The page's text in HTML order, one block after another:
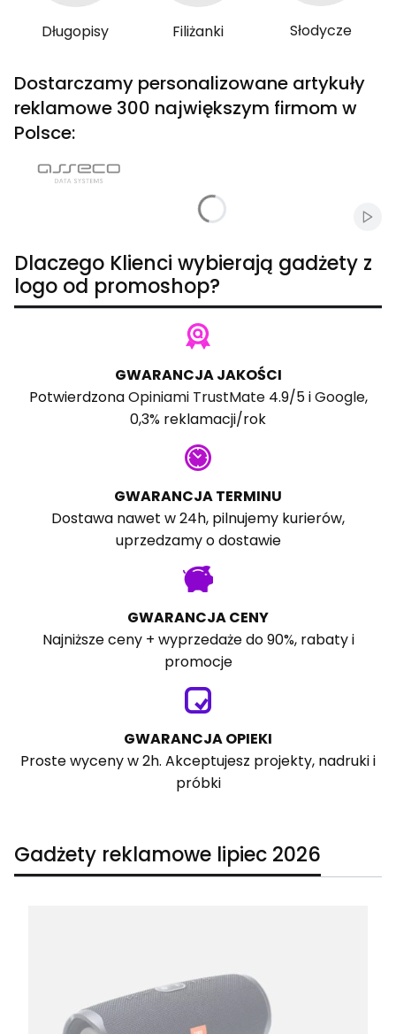
Długopisy Filiżanki Słodycze
Dostarczamy personalizowane artykuły
reklamowe 300 największym firmom w
Polsce:
Dlaczego Klienci wybierają gadżety z
logo od promoshop?
GWARANCJA JAKOŚCI
PotwierdzonaOpiniami TrustMate4.9/5 iGoogle,
0,3% reklamacji/rok
GWARANCJA TERMINU
Dostawa nawet w 24h, pilnujemy kurierów,
uprzedzamy o dostawie
GWARANCJA CENY
Najniższe ceny + wyprzedaże do 90%, rabaty i
promocje
GWARANCJA OPIEKI
Proste wyceny w 2h. Akceptujesz projekty, nadruki i
próbki
Gadżety reklamowe lipiec 2026